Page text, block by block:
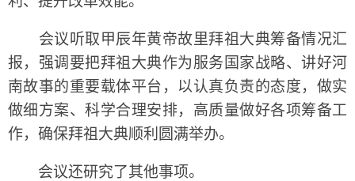
会议听取甲辰年黄帝故里拜祖大典筹备情况汇
报，强调要把拜祖大典作为服务国家战略、讲好河
南故事的重要载体平台，以认真负责的态度，做实
做细方案、科学合理安排，高质量做好各项筹备工
作，确保拜祖大典顺利圆满举办。
会议还研究了其他事项。